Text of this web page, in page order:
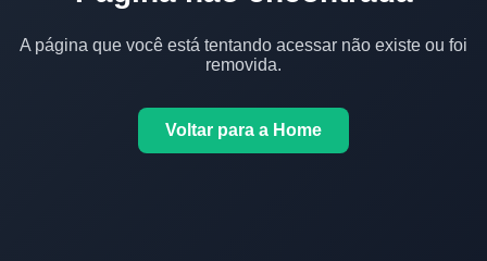
A página que você está tentando acessar não existe ou foi
removida.
Voltar para a Home